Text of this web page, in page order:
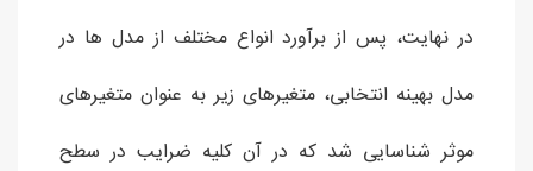
در نهایت، پس از برآورد انواع مختلف از مدل ها در
مدل بهینه انتخابی، متغیرهای زیر به عنوان متغیرهای
موثر شناسایی شد که در آن کلیه ضرایب در سطح